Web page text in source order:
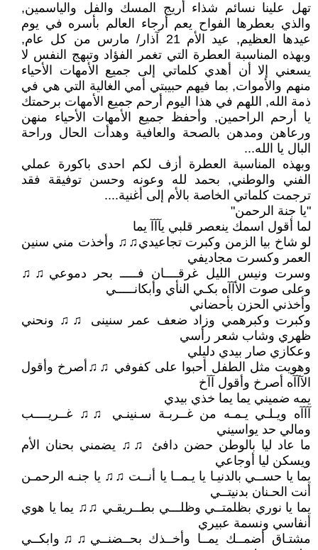
تهل علينا نسائم شذاء أريج المسك والفل والياسمين,
والذي بعطرها الفواح يعم أرجاء العالم بأسره في يوم
عيدها العظيم, عيد الأم 21 آذار/ مارس من كل عام,
وبهذه المناسبة العطرة التي تغمر الفؤاد وتبهج النفس لا
يسعني إلا أن أهدي كلماتي إلى جميع الأمهات الأحياء
منهم والأموات, بما فيهم حبيبتي أمي الغالية التي هي في
ذمة الله, اللهم في هذا اليوم أرحم جميع الأمهات برحمتك
يا أرحم الراحمين, وأحفظ جميع الأمهات الأحياء منهن
ورعاهن ومدهن بالصحة والعافية وهدأت الحال وراحة
البال يا الله...
وبهذه المناسبة العطرة أزف لكم احدى باكورة عملي
الفني والوطني, بحمد لله وعونه وحسن توفيقة فقد
ترجمت كلماتي الخاصة بالأم إلى أغنية....
"يا جنة الرحمن"
لما أقول اسمك ينعصر قلبي يآآآ يما
لو شاخ بيا الزمن وكبرت تجاعيدي♫♫ وأخذت مني سنين
العمر وكسرت مجاديفي
وسرت ونيس الليل غرقــــان فـــــ بحر دموعي♫♫
وعلى صوت الأآآه بكـي النأي وأبكانـــــي
وأخذني الحزن بأحضاني
وكبرت وكبرهمي وزاد ضعف عمر سنينى ♫♫ ونحني
ظهري وشاب شعر رأسي
وعكازي صار بيدي دليلي
وهويت مثل الطفل أحبوا على كفوفي ♫♫أصرخ وأقول
الآآآه أصرخ وأقول آآخ
يمه ضميني يما يما خذي بيدي
آآآه ويـلـي يـمـه من غــربـة سـنينـي ♫♫ غــريــــب
ومالي حد يواسيني
ما عاد ليا بالوطن حضن دافئ ♫♫ يضمني بحنان الأم
ويسكن ليا أوجاعي
يما يا حســي بالدنيـا يا يـمــا يا أنــت ♫♫ يا جنـه الرحمـن
أنت الحـنان بدنيتــي
يما يا نوري بظلمتــي وظلـــي بطــريقـي ♫♫ يما يا هوي
أنفاسي ونسمة عبيري
مشتـاق أضمــك يمــا وأخــذك بحــضنــي♫♫وابكــي